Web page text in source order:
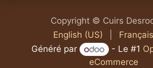
Copyright © Cuirs
English (US)
Généré par
- Le #1
eCommerce